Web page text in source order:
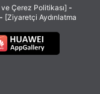
Çerez Politikası] -
- [Ziyaretçi Aydınlatma